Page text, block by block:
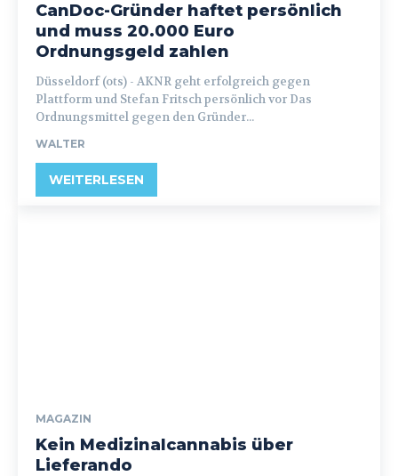
CanDoc-Gründer haftet persönlich
und muss 20.000 Euro
Ordnungsgeld zahlen
Düsseldorf (ots) - AKNR geht erfolgreich gegen
Plattform und Stefan Fritsch persönlich vor Das
Ordnungsmittel gegen den Gründer...
WALTER
WEITERLESEN
MAGAZIN
Kein Medizinalcannabis über
Lieferando